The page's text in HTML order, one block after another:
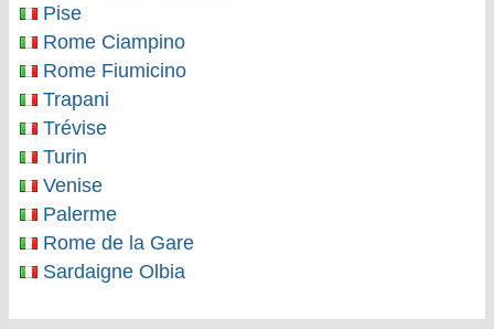
Pise
Rome Ciampino
Rome Fiumicino
Trapani
Trévise
Turin
Venise
Palerme
Rome de la Gare
Sardaigne Olbia